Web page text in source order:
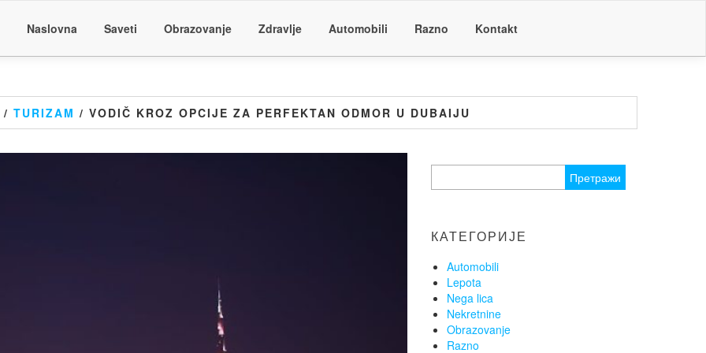
Naslovna Saveti Obrazovanje Zdravlje Automobili Razno Kontakt
/ TURIZAM / VODIČ KROZ OPCIJE ZA PERFEKTAN ODMOR U DUBAIJU
за:
КАТЕГОРИЈЕ
Automobili
Lepota
Nega lica
Nekretnine
Obrazovanje
Razno